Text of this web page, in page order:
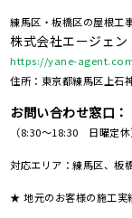
練馬区・板橋区の屋根工
株式会社エージェン
https://yane-
住所：東京都練馬区上
お問い合わせ窓口：
（8:30～18:30 日曜定休
対応エリア：練馬区、板
★ 地元のお客様の施工実